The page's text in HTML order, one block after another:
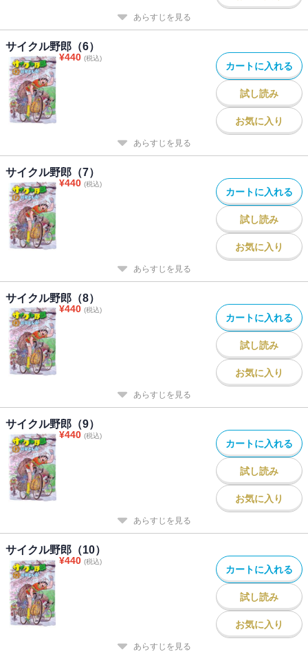
あらすじを見る
サイクル野郎（6）
¥440 (税込)
カートに入れる
試し読み
お気に入り
あらすじを見る
サイクル野郎（7）
¥440 (税込)
カートに入れる
試し読み
お気に入り
あらすじを見る
サイクル野郎（8）
¥440 (税込)
カートに入れる
試し読み
お気に入り
あらすじを見る
サイクル野郎（9）
¥440 (税込)
カートに入れる
試し読み
お気に入り
あらすじを見る
サイクル野郎（10）
¥440 (税込)
カートに入れる
試し読み
お気に入り
あらすじを見る